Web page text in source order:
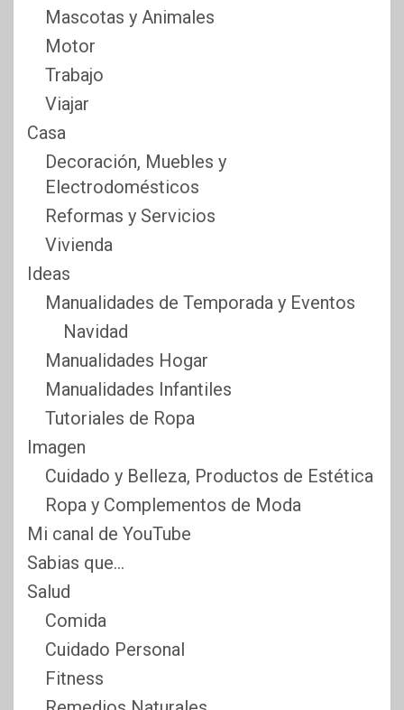
Mascotas y Animales
Motor
Trabajo
Viajar
Casa
Decoración, Muebles y
Electrodomésticos
Reformas y Servicios
Vivienda
Ideas
Manualidades de Temporada y Eventos
Navidad
Manualidades Hogar
Manualidades Infantiles
Tutoriales de Ropa
Imagen
Cuidado y Belleza, Productos de Estética
Ropa y Complementos de Moda
Mi canal de YouTube
Sabias que…
Salud
Comida
Cuidado Personal
Fitness